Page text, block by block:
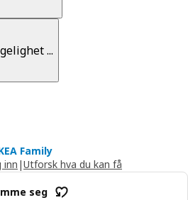
...
Family
inn |Utforsk hva du kan få
seg